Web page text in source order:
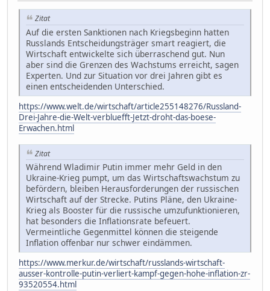
Zitat
Auf die ersten Sanktionen nach Kriegsbeginn hatten
Russlands Entscheidungsträger smart reagiert, die
Wirtschaft entwickelte sich überraschend gut. Nun
aber sind die Grenzen des Wachstums erreicht, sagen
Experten. Und zur Situation vor drei Jahren gibt es
einen entscheidenden Unterschied.
https://www.welt.de/wirtschaft/article255148276/Russland-
Drei-Jahre-die-Welt-verbluefft-Jetzt-droht-das-boese-
Erwachen.html
Zitat
Während Wladimir Putin immer mehr Geld in den
Ukraine-Krieg pumpt, um das Wirtschaftswachstum zu
befördern, bleiben Herausforderungen der russischen
Wirtschaft auf der Strecke. Putins Pläne, den Ukraine-
Krieg als Booster für die russische umzufunktionieren,
hat besonders die Inflationsrate befeuert.
Vermeintliche Gegenmittel können die steigende
Inflation offenbar nur schwer eindämmen.
https://www.merkur.de/wirtschaft/russlands-wirtschaft-
ausser-kontrolle-putin-verliert-kampf-gegen-hohe-inflation-zr-
93520554.html